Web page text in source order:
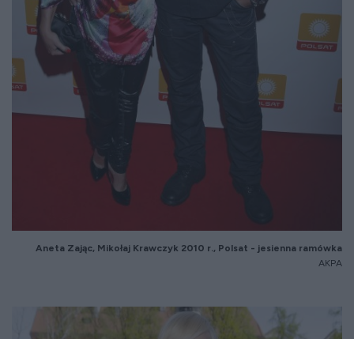
Aneta Zając, Mikołaj Krawczyk 2010 r., Polsat - jesienna ramówka
AKPA